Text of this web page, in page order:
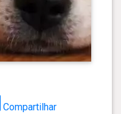
Compartilhar